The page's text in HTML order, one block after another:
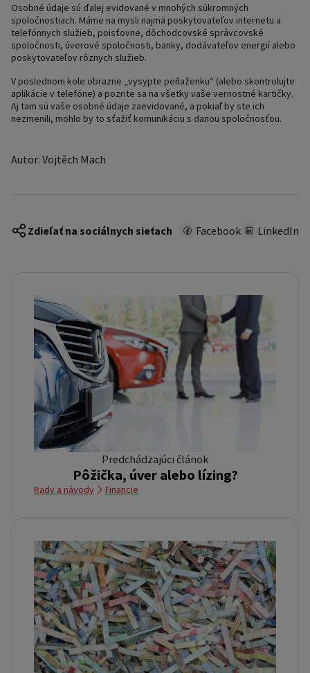
Osobné údaje sú ďalej evidované v mnohých súkromných
spoločnostiach. Máme na mysli najmä poskytovateľov internetu a
telefónnych služieb, poisťovne, dôchodcovské správcovské
spoločnosti, úverové spoločnosti, banky, dodávateľov energií alebo
poskytovateľov rôznych služieb.
V poslednom kole obrazne „vysypte peňaženku“ (alebo skontrolujte
aplikácie v telefóne) a pozrite sa na všetky vaše vernostné kartičky.
Aj tam sú vaše osobné údaje zaevidované, a pokiaľ by ste ich
nezmenili, mohlo by to sťažiť komunikáciu s danou spoločnosťou.
Autor: Vojtěch Mach
Zdieľať na sociálnych sieťach Facebook LinkedIn
Predchádzajúci článok
Pôžička, úver alebo lízing?
Rady a návody Financie